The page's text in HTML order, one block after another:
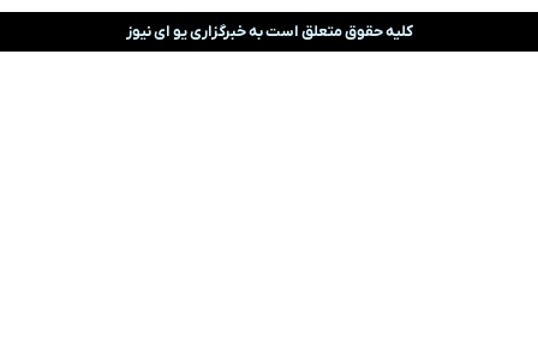
کلیه حقوق متعلق است به خبرگزاری یو ای نیوز